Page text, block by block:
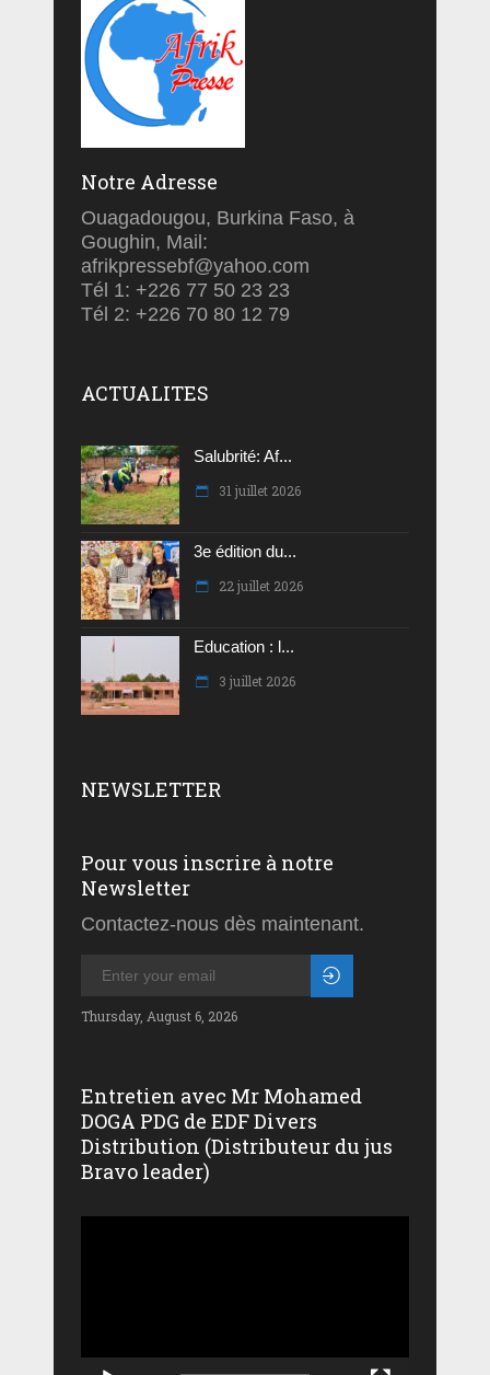
Notre Adresse
Ouagadougou, Burkina Faso, à
Goughin, Mail:
afrikpressebf@yahoo.com
Tél 1: +226 77 50 23 23
Tél 2: +226 70 80 12 79
ACTUALITES
Salubrité: Af...
31 juillet 2026
3e édition du...
22 juillet 2026
Education : l...
3 juillet 2026
NEWSLETTER
Pour vous inscrire à notre
Newsletter
Contactez-nous dès maintenant.
Thursday, August 6, 2026
Entretien avec Mr Mohamed
DOGA PDG de EDF Divers
Distribution (Distributeur du jus
Bravo leader)